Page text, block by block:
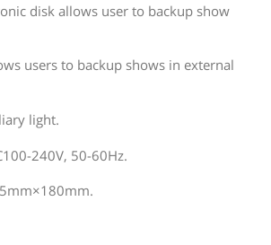
disk allows user to backup show
users to backup shows in external
light.
240V, 50-60Hz.